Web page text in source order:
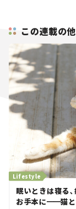
この連載の
Lifestyle
眠いときは寝る
お手本に━━猫